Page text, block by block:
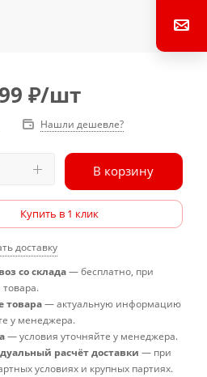
₽/шт
Нашли дешевле?
В корзину
Купить в 1 клик
доставку
со склада— бесплатно, при
товара— актуальную информацию
у менеджера.
— условия уточняйте у менеджера.
расчёт доставки — при
условиях и крупных партиях.